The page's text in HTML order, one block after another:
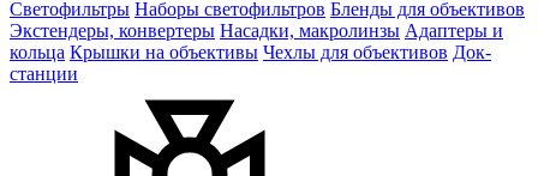
Светофильтры Наборы светофильтров Бленды для объективов
Экстендеры, конвертеры Насадки, макролинзы Адаптеры и
кольца Крышки на объективы Чехлы для объективов Док-
станции